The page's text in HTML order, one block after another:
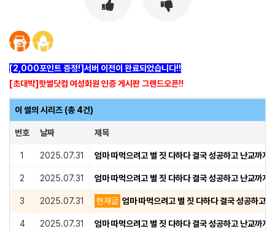
[2,000포인트 증정!]서버 이전이 완료되었습니다!!
[초대박]핫썰닷컴 여성회원 인증 게시판 그랜드오픈!!
이 썰의 시리즈 (총 4건)
번호 날짜 제목
1 2025.07.31 엄마 따먹으려고 별 짓 다하다 결국 성공하고 난교까
2 2025.07.31 엄마 따먹으려고 별 짓 다하다 결국 성공하고 난교까
3 2025.07.31 현재글 엄마 따먹으려고 별 짓 다하다 결국 성공하고
4 2025.07.31 엄마 따먹으려고 별 짓 다하다 결국 성공하고 난교까지